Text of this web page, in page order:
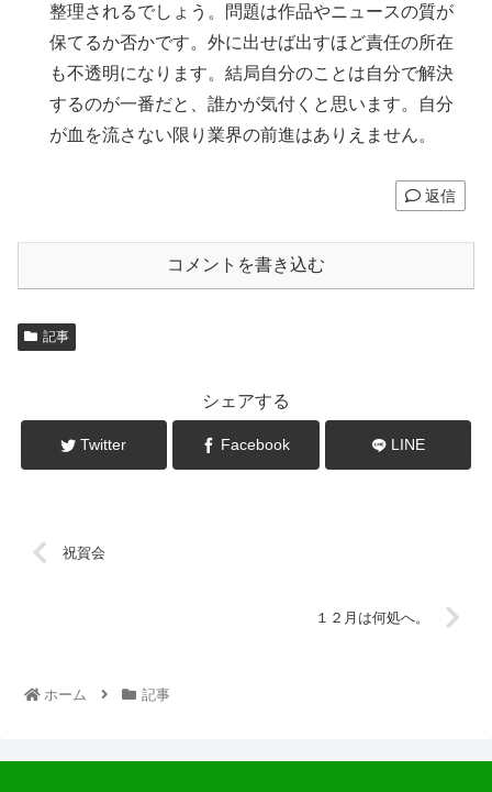
整理されるでしょう。問題は作品やニュースの質が
保てるか否かです。外に出せば出すほど責任の所在
も不透明になります。結局自分のことは自分で解決
するのが一番だと、誰かが気付くと思います。自分
が血を流さない限り業界の前進はありえません。
返信
コメントを書き込む
記事
シェアする
Twitter Facebook LINE
祝賀会
１２月は何処へ。
ホーム 記事